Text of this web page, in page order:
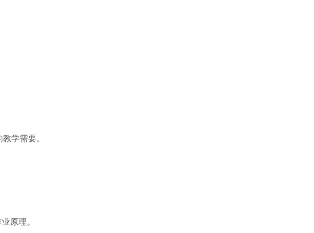
学需要。
原理。